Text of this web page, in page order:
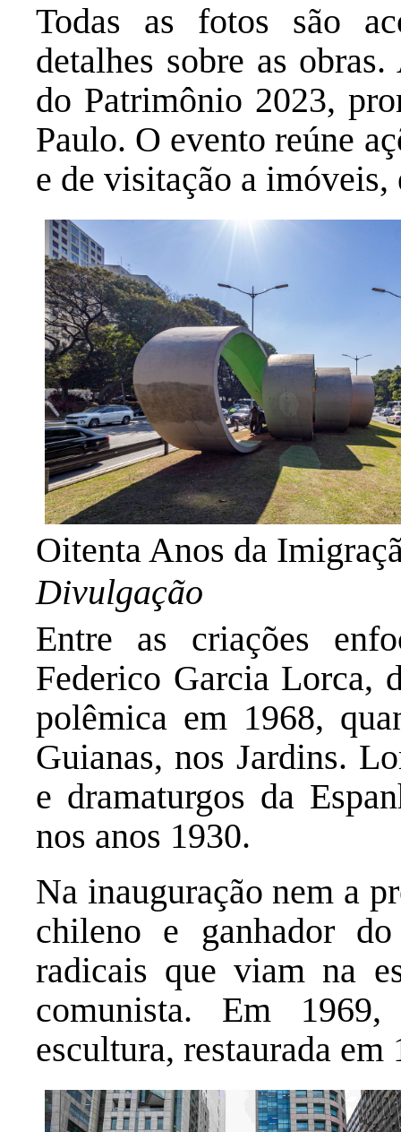
Todas as fotos são
detalhes sobre as
do Patrimônio 2023,
Paulo. O evento reúne
e de visitação a
Oitenta Anos da
Divulgação
Entre as criações
Federico Garcia Lorca,
polêmica em 1968,
Guianas, nos Jardins.
e dramaturgos da
nos anos 1930.
Na inauguração nem a
chileno e ganhador
radicais que viam na
comunista. Em
escultura, restaurada